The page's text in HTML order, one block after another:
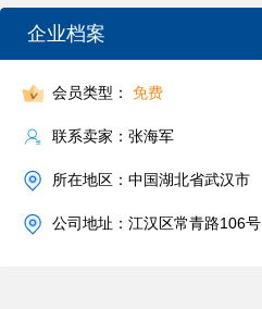
企业档案
会员类型： 免费
联系卖家：张海军
所在地区：中国湖北省武汉市
公司地址：江汉区常青路106号